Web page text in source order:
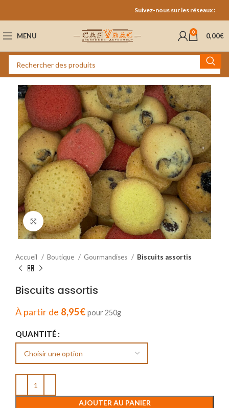
Suivez-nous sur les réseaux :
MENU 0 0,00€
Cliquez pour agrandir
Accueil Boutique Gourmandises Biscuits assortis
Biscuits assortis
À partir de 8,95€ pour 250g
QUANTITÉ
AJOUTER AU PANIER